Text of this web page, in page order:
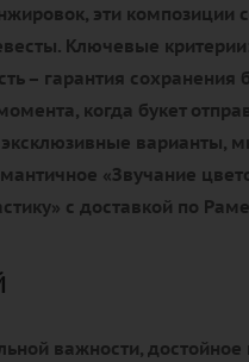
эти композиции
Ключевые
– гарантия сохранения
когда букет
варианты,
«Звучание
с доставкой по
важности,